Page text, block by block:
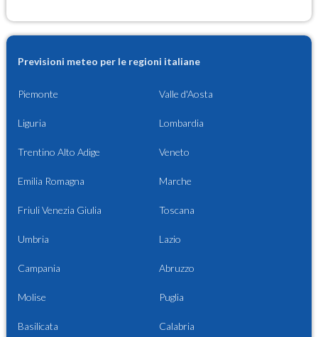
Previsioni meteo per le regioni italiane
Piemonte Valle d'Aosta
Liguria Lombardia
Trentino Alto Adige Veneto
Emilia Romagna Marche
Friuli Venezia Giulia Toscana
Umbria Lazio
Campania Abruzzo
Molise Puglia
Basilicata Calabria